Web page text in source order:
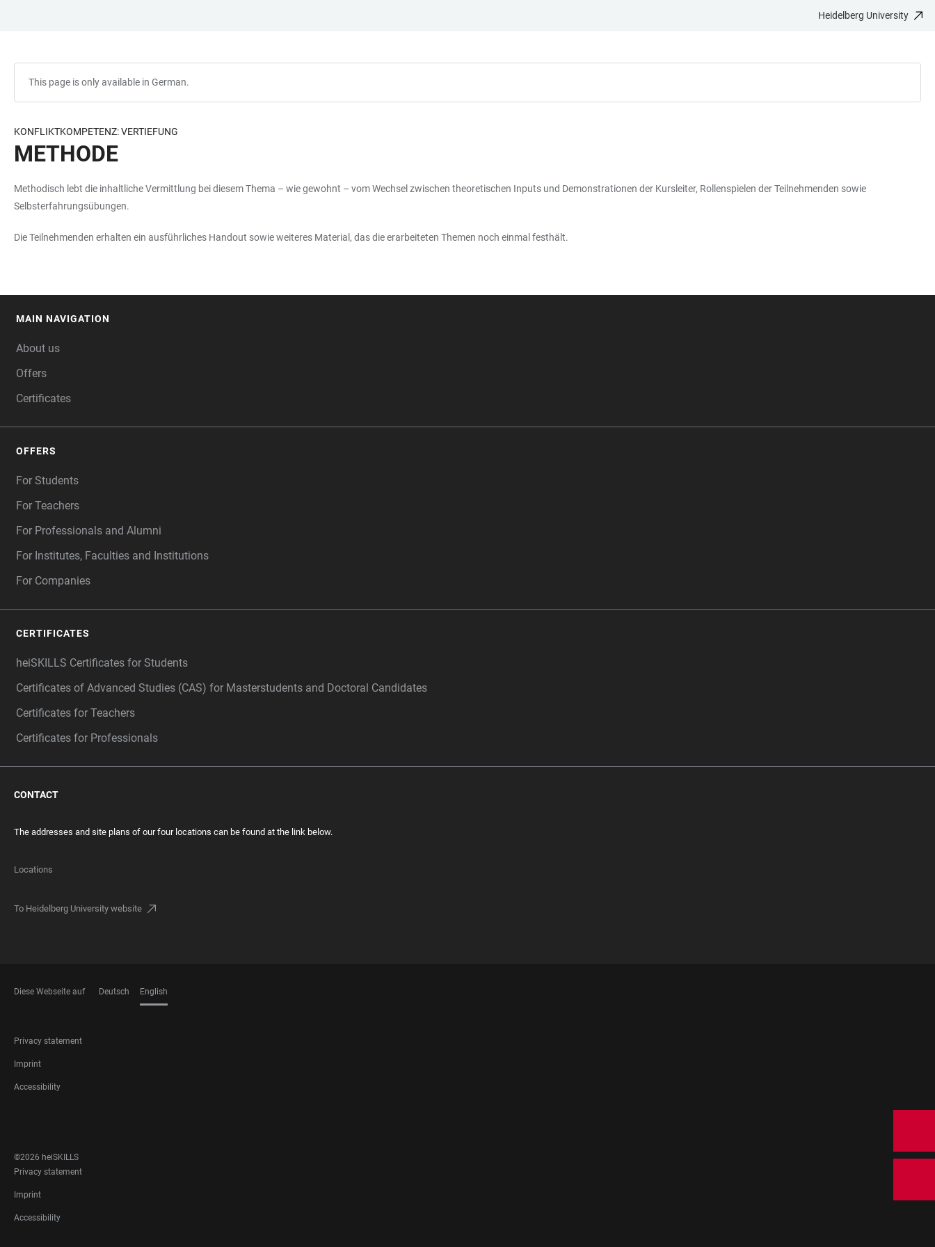
Heidelberg University
This page is only available in German.
KONFLIKTKOMPETENZ: VERTIEFUNG
METHODE
Methodisch lebt die inhaltliche Vermittlung bei diesem Thema – wie gewohnt – vom Wechsel zwischen theoretischen Inputs und Demonstrationen der Kursleiter, Rollenspielen der Teilnehmenden sowie
Selbsterfahrungsübungen.
Die Teilnehmenden erhalten ein ausführliches Handout sowie weiteres Material, das die erarbeiteten Themen noch einmal festhält.
MAIN NAVIGATION
About us
Offers
Certificates
OFFERS
For Students
For Teachers
For Professionals and Alumni
For Institutes, Faculties and Institutions
For Companies
CERTIFICATES
heiSKILLS Certificates for Students
Certificates of Advanced Studies (CAS) for Masterstudents and Doctoral Candidates
Certificates for Teachers
Certificates for Professionals
CONTACT
The addresses and site plans of our four locations can be found at the link below.
Locations
To Heidelberg University website
Diese Webseite auf Deutsch English
FOOTER
LEGAL
Privacy statement
Imprint
Accessibility
MEDIA
©2026 heiSKILLS
FOOTER
LEGAL
Privacy statement
Imprint
Accessibility